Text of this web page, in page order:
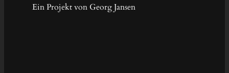
Ein Projekt von Georg Jansen